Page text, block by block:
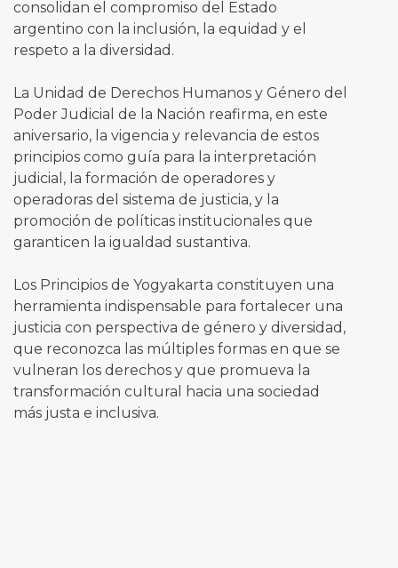
consolidan el compromiso del Estado
argentino con la inclusión, la equidad y el
respeto a la diversidad.
La Unidad de Derechos Humanos y Género del
Poder Judicial de la Nación reafirma, en este
aniversario, la vigencia y relevancia de estos
principios como guía para la interpretación
judicial, la formación de operadores y
operadoras del sistema de justicia, y la
promoción de políticas institucionales que
garanticen la igualdad sustantiva.
Los Principios de Yogyakarta constituyen una
herramienta indispensable para fortalecer una
justicia con perspectiva de género y diversidad,
que reconozca las múltiples formas en que se
vulneran los derechos y que promueva la
transformación cultural hacia una sociedad
más justa e inclusiva.